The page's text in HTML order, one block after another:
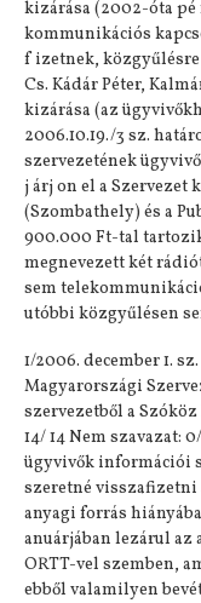
kizárása (2002-óta
kommunikációs
f izetnek,
Cs. Kádár Péter,
kizárása (az
2006.10.19./3 sz.
szervezetének
j árj on el a Szervezet
(Szombathely) és a
900.000 Ft-tal
megnevezett két
sem
utóbbi közgyűlésen
1/2006. december 1.
Magyarországi
szervezetből a
14/ 14 Nem szavazat:
ügyvivők információi
szeretné
anyagi forrás
anuárjában lezárul az
ORTT-vel szemben,
ebből valamilyen